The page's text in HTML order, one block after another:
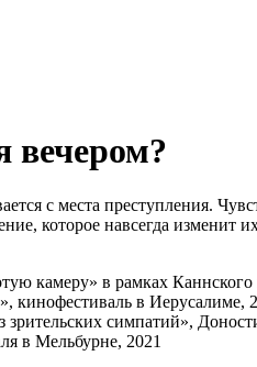
вечером?
с места преступления.
которое навсегда изменит
камеру» в рамках Каннского
в Иерусалиме,
симпатий»,
в Мельбурне, 2021